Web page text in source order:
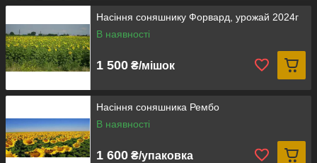
Насіння соняшнику Форвард, урожай 2024г
В наявності
1 500 ₴/мішок
Насіння соняшника Рембо
В наявності
1 600 ₴/упаковка